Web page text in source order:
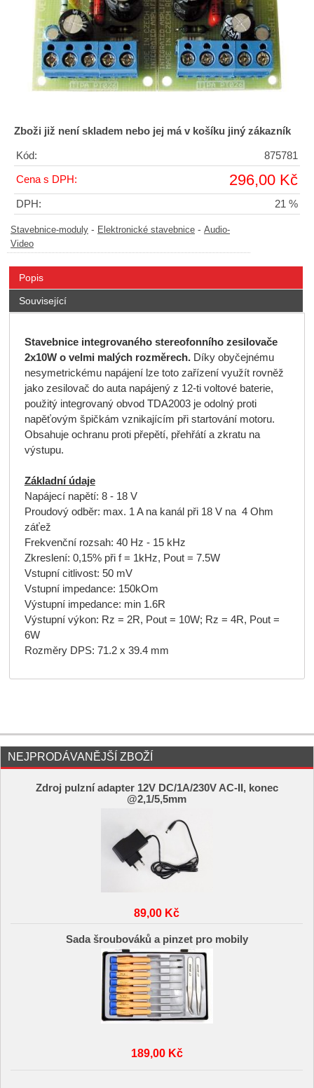
Zboži již není skladem nebo jej má v košíku jiný zákazník
Kód: 875781
Cena s DPH: 296,00 Kč
DPH: 21 %
Stavebnice-moduly - Elektronické stavebnice - Audio-
Video
Popis
Související
Stavebnice integrovaného stereofonního zesilovače
2x10W o velmi malých rozměrech.Díky obyčejnému
nesymetrickému napájení lze toto zařízení využít rovněž
jako zesilovač do auta napájený z 12-ti voltové baterie,
použitý integrovaný obvod TDA2003 je odolný proti
napěťovým špičkám vznikajícím při startování motoru.
Obsahuje ochranu proti přepětí, přehřátí a zkratu na
výstupu.
Základní údaje
Napájecí napětí: 8 - 18 V
Proudový odběr: max. 1 A na kanál při 18 V na 4 Ohm
záťež
Frekvenční rozsah: 40 Hz - 15 kHz
Zkreslení: 0,15% při f = 1kHz, Pout = 7.5W
Vstupní citlivost: 50 mV
Vstupní impedance: 150kOm
Výstupní impedance: min 1.6R
Výstupní výkon: Rz = 2R, Pout = 10W; Rz = 4R, Pout =
6W
Rozměry DPS: 71.2 x 39.4 mm
NEJPRODÁVANĚJŠÍ ZBOŽÍ
Zdroj pulzní adapter 12V DC/1A/230V AC-II, konec
@2,1/5,5mm
89,00 Kč
Sada šroubováků a pinzet pro mobily
189,00 Kč